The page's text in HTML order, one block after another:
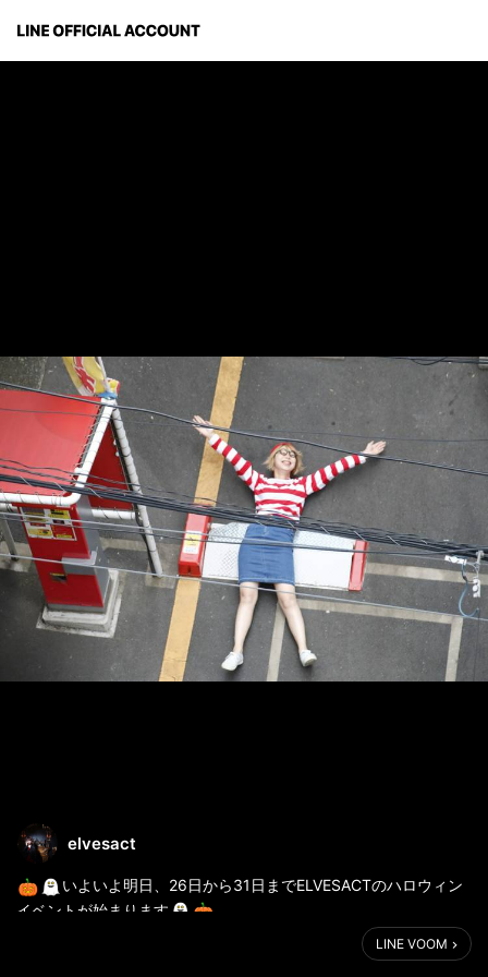
elvesact
いよいよ明日、26日から31日までELVESACTのハロウィン
イベントが始まります
なんと今年はお菓子のつかみ取りをやっちゃいます
そして31日（土）はスタッフ全員でコスプレを致します。去年は
LINE VOOM